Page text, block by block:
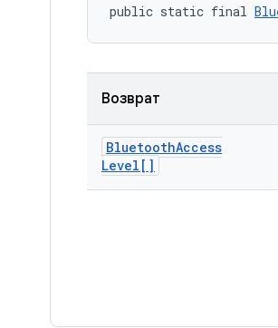
public static final
Возврат
BluetoothAccess
Level[]